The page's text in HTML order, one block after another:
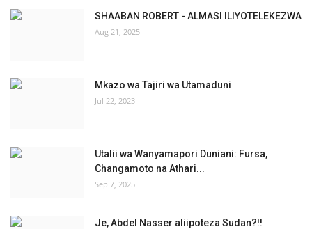
SHAABAN ROBERT - ALMASI ILIYOTELEKEZWA
Aug 21, 2025
Mkazo wa Tajiri wa Utamaduni
Jul 22, 2023
Utalii wa Wanyamapori Duniani: Fursa,
Changamoto na Athari...
Sep 7, 2025
Je, Abdel Nasser aliipoteza Sudan?!!